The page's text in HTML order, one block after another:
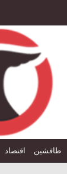
طافشين اقتصاد